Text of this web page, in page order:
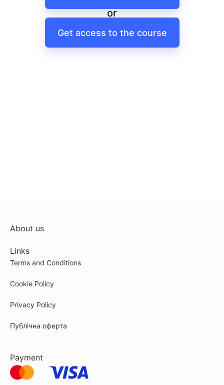
or
Get access to the course
About us
Links
Terms and Conditions
Cookie Policy
Privacy Policy
Публічна оферта
Payment